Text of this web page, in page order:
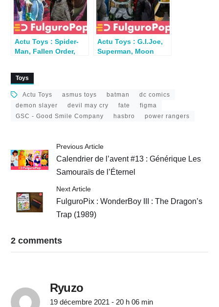
Actu Toys : Spider-
Man, Fallen Order,
Actu Toys : G.I.Joe,
Superman, Moon
Toys
Actu Toys asmus toys batman
dc comics
demon slayer
devil may cry fate
figma
GSC - Good Smile Company
hasbro power rangers
Previous Article
Calendrier de l’avent #13 : Générique Les
Samouraïs de l’Éternel
Next Article
FulguroPix : WonderBoy III : The Dragon’s
Trap (1989)
2 comments
Ryuzo
19 décembre 2021 - 20 h 06 min